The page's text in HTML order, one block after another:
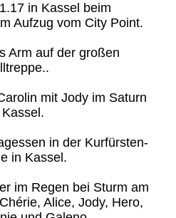
in Kassel beim
Aufzug vom City Point.
Arm auf der großen
mit Jody im Saturn
Kassel.
in der Kurfürsten-
in Kassel.
im Regen bei Sturm am
Alice, Jody, Hero,